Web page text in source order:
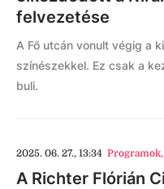
felvezetése
A Fő utcán vonult végig a
színészekkel. Ez csak a
buli.
2025. 06. 27., 13:34 Programok,
A Richter Flórián